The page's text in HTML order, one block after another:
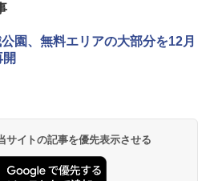
ンパーズコレクション 山善] ポップアッ
ト 傘みたいに広げて畳める パッとサ
ンシェード キューブ フルクローズ メ
PEAK (パイクスピーク) 着替えテン
ライバシー テント 【中が透けない】 1
パラソル 大型 ビーチ アウトドアパ
ガーデン サイトシート付 折りたたみ
UVカット 4段階高さ調整 軽量 収納袋付
ニューアル 急速冷凍 空間倍増 衛生的
クト 保冷力長持ち
園、無料エリアの大部分を12月
サイトの記事を優先表示させる